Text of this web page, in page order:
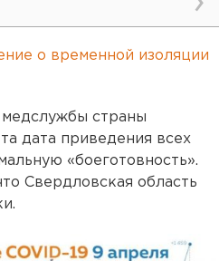
о временной изоляции
медслужбы страны
дата приведения всех
«боеготовность».
Свердловская область